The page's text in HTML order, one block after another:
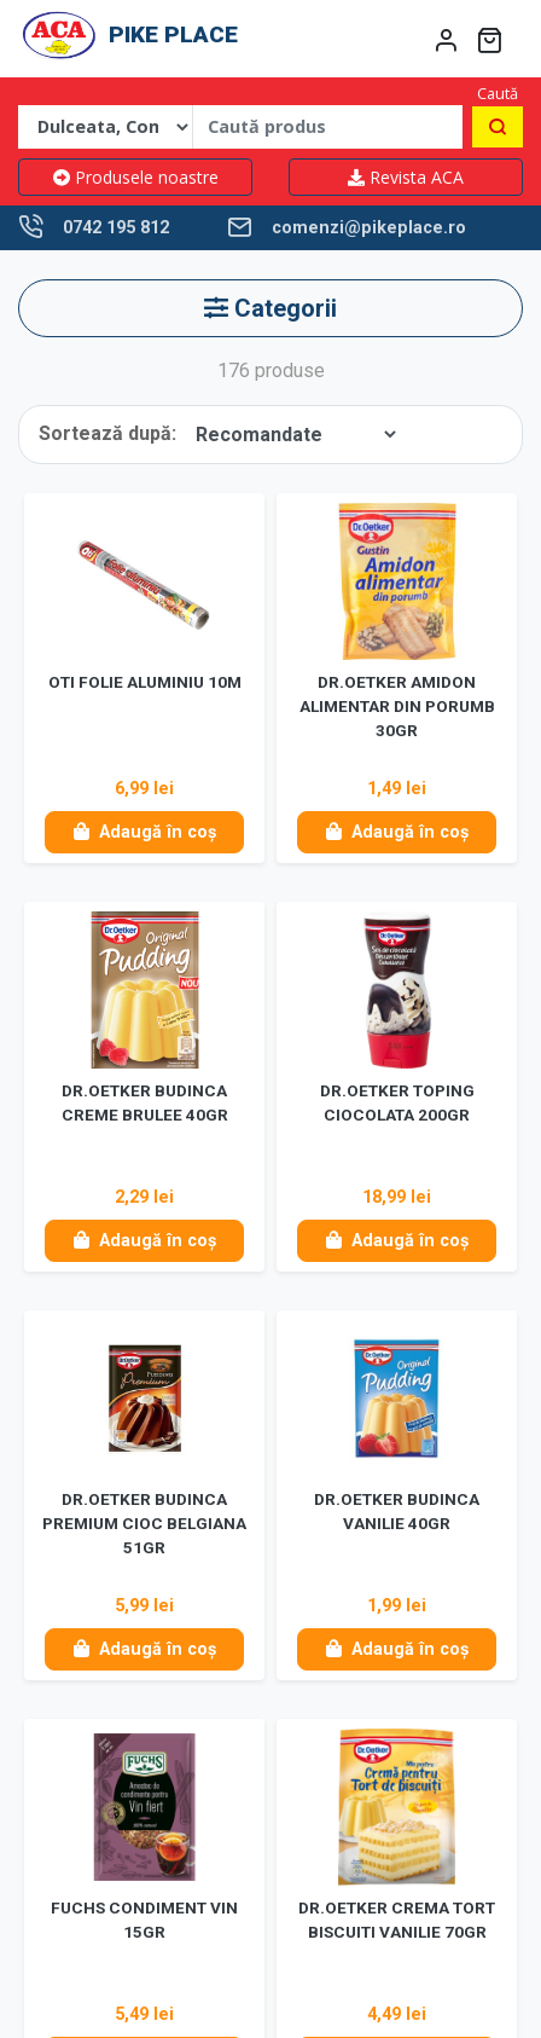
PIKE PLACE
Caută
Produsele noastre Revista ACA
0742 195 812 comenzi@pikeplace.ro
Categorii
176 produse
Sortează după:
OTI FOLIE ALUMINIU 10M
6,99 lei
Adaugă în coș
DR.OETKER AMIDON
ALIMENTAR DIN PORUMB
30GR
1,49 lei
Adaugă în coș
DR.OETKER BUDINCA
CREME BRULEE 40GR
2,29 lei
Adaugă în coș
DR.OETKER TOPING
CIOCOLATA 200GR
18,99 lei
Adaugă în coș
DR.OETKER BUDINCA
PREMIUM CIOC BELGIANA
51GR
5,99 lei
Adaugă în coș
DR.OETKER BUDINCA
VANILIE 40GR
1,99 lei
Adaugă în coș
FUCHS CONDIMENT VIN
15GR
5,49 lei
DR.OETKER CREMA TORT
BISCUITI VANILIE 70GR
4,49 lei